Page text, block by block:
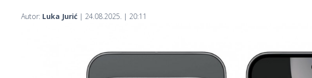
Autor: Luka Jurić | 24.08.2025. | 20:11